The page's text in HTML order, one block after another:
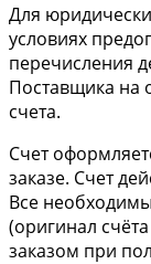
Для
условиях
перечисления
Поставщика на
счета.
Cчет
заказе. Счет
Все
(оригинал
заказом при